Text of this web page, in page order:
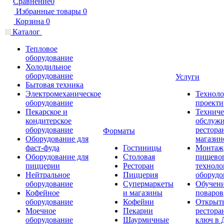
Избранные товары 0
Корзина 0
Каталог
Тепловое
оборудование
Холодильное
оборудование
Бытовая техника
Электромеханическое
оборудование
Пекарское и
кондитерское
оборудование
Оборудование для
фаст-фуда
Оборудование для
пиццерии
Нейтральное
оборудование
Кофейное
оборудование
Моечное
оборудование
Форматы
Гостиницы
Столовая
Ресторан
Пиццерия
Супермаркеты
и магазины
Кофейни
Пекарни
Шаурмичные
Услуги
Монтаж
поваров
ключ в